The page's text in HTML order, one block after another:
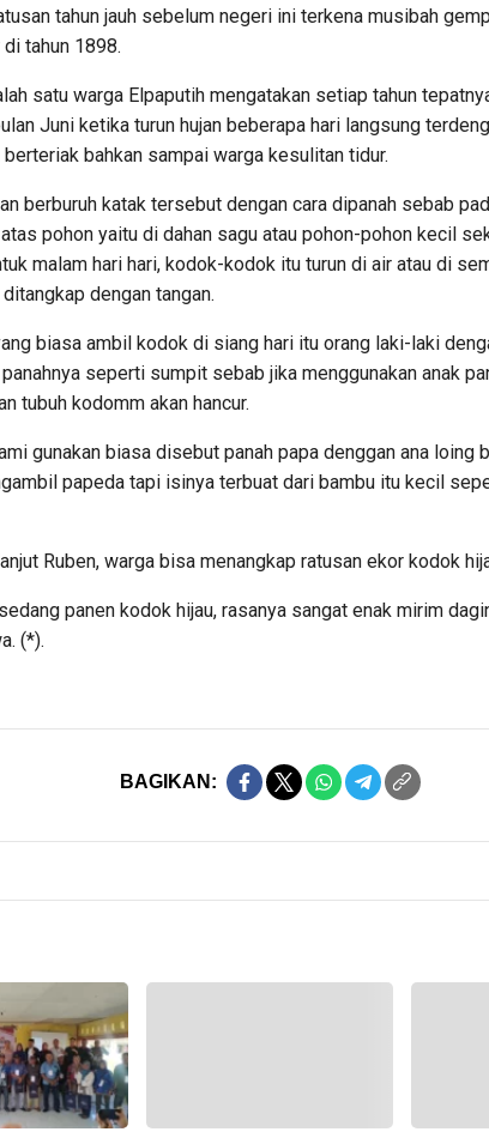
tahun jauh sebelum negeri ini terkena musibah
tahun 1898.
satu warga Elpaputih mengatakan setiap tahun
Juni ketika turun hujan beberapa hari langsung
berteriak bahkan sampai warga kesulitan tidur.
berburuh katak tersebut dengan cara dipanah sebab
pohon yaitu di dahan sagu atau pohon-pohon kecil
malam hari hari, kodok-kodok itu turun di air atau di
dengan tangan.
biasa ambil kodok di siang hari itu orang laki-laki
seperti sumpit sebab jika menggunakan anak
tubuh kodomm akan hancur.
gunakan biasa disebut panah papa denggan ana loing
papeda tapi isinya terbuat dari bambu itu kecil
Ruben, warga bisa menangkap ratusan ekor kodok
panen kodok hijau, rasanya sangat enak mirim
(*).
BAGIKAN: